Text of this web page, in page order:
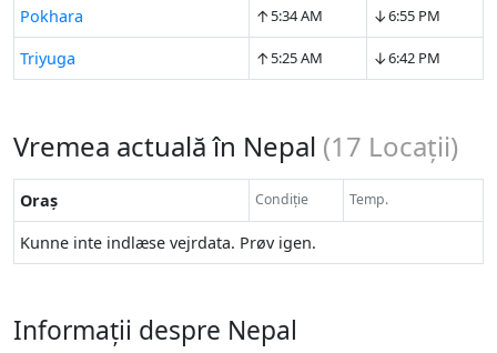
Pokhara ↑5:34 AM ↓6:55 PM
Triyuga ↑5:25 AM ↓6:42 PM
Vremea actuală în Nepal (17 Locații)
Oraș Condiție Temp.
Kunne inte indlæse vejrdata. Prøv igen.
Informații despre Nepal